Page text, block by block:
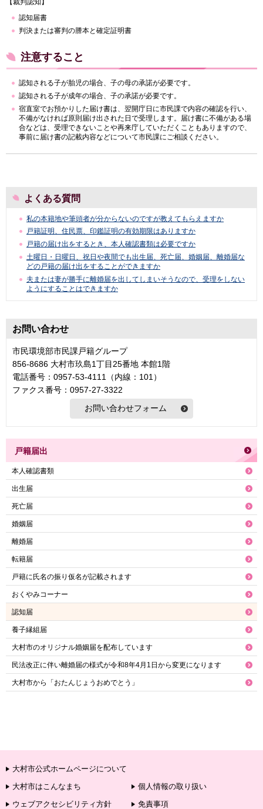
認知届書
判決または審判の謄本と確定証明書
注意すること
認知される子が胎児の場合、子の母の承諾が必要です。
認知される子が成年の場合、子の承諾が必要です。
宿直室でお預かりした届け書は、翌開庁日に市民課で内容の確認を行い、
不備がなければ原則届け出された日で受理します。届け書に不備がある場
合などは、受理できないことや再来庁していただくこともありますので、
事前に届け書の記載内容などについて市民課にご相談ください。
よくある質問
私の本籍地や筆頭者が分からないのですが教えてもらえますか
戸籍証明、住民票、印鑑証明の有効期限はありますか
戸籍の届け出をするとき、本人確認書類は必要ですか
土曜日・日曜日、祝日や夜間でも出生届、死亡届、婚姻届、離婚届な
どの戸籍の届け出をすることができますか
夫または妻が勝手に離婚届を出してしまいそうなので、受理をしない
ようにすることはできますか
お問い合わせ
市民環境部市民課戸籍グループ
856-8686 大村市玖島1丁目25番地 本館1階
電話番号：0957-53-4111（内線：101）
ファクス番号：0957-27-3322
戸籍届出
本人確認書類
出生届
死亡届
婚姻届
離婚届
転籍届
戸籍に氏名の振り仮名が記載されます
おくやみコーナー
認知届
養子縁組届
大村市のオリジナル婚姻届を配布しています
民法改正に伴い離婚届の様式が令和8年4月1日から変更になります
大村市から「おたんじょうおめでとう」
大村市公式ホームページについて
大村市はこんなまち
個人情報の取り扱い
ウェブアクセシビリティ方針
免責事項